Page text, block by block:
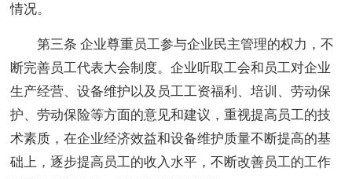
情况。
第三条 企业尊重员工参与企业民主管理的权力，不
断完善员工代表大会制度。企业听取工会和员工对企业
生产经营、设备维护以及员工工资福利、培训、劳动保
护、劳动保险等方面的意见和建议，重视提高员工的技
术素质，在企业经济效益和设备维护质量不断提高的基
础上，逐步提高员工的收入水平，不断改善员工的工作